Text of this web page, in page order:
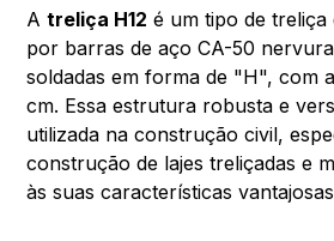
Atreliça H12 é um tipo de
por barras de aço CA-50
soldadas em forma de "H", com
cm. Essa estrutura robusta e
utilizada na construção civil,
construção de lajes treliçadas e
às suas características